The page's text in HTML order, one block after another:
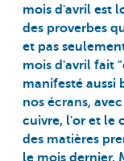
mois d'avril est
des proverbes
et pas
mois d'avril fait
manifesté aussi
nos écrans,
cuivre, l'or et le
des matières
le mois dernier.